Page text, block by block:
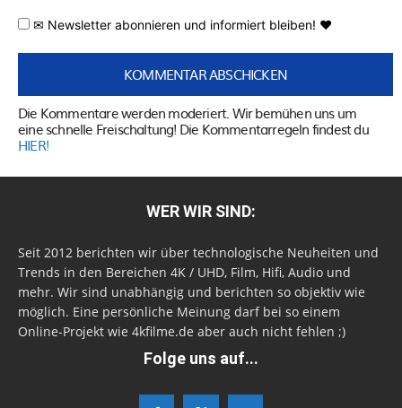
✉ Newsletter abonnieren und informiert bleiben! ♥
Die Kommentare werden moderiert. Wir bemühen uns um
eine schnelle Freischaltung! Die Kommentarregeln findest du
HIER!
WER WIR SIND:
Seit 2012 berichten wir über technologische Neuheiten und
Trends in den Bereichen 4K / UHD, Film, Hifi, Audio und
mehr. Wir sind unabhängig und berichten so objektiv wie
möglich. Eine persönliche Meinung darf bei so einem
Online-Projekt wie 4kfilme.de aber auch nicht fehlen ;)
Folge uns auf...